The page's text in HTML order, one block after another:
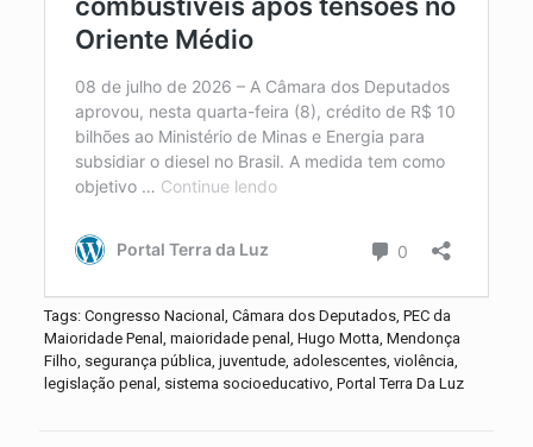
Tags: Congresso Nacional, Câmara dos Deputados, PEC da
Maioridade Penal, maioridade penal, Hugo Motta, Mendonça
Filho, segurança pública, juventude, adolescentes, violência,
legislação penal, sistema socioeducativo, Portal Terra Da Luz